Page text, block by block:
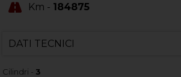
Km - 184875
DATI TECNICI
Cilindri - 3